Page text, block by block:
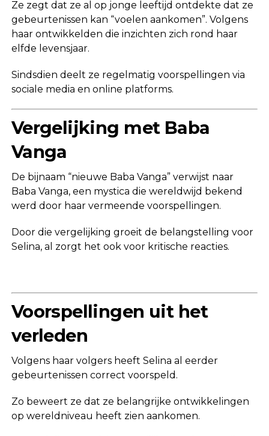
Ze zegt dat ze al op jonge leeftijd ontdekte dat ze
gebeurtenissen kan “voelen aankomen”. Volgens
haar ontwikkelden die inzichten zich rond haar
elfde levensjaar.
Sindsdien deelt ze regelmatig voorspellingen via
sociale media en online platforms.
Vergelijking met Baba
Vanga
De bijnaam “nieuwe Baba Vanga” verwijst naar
Baba Vanga, een mystica die wereldwijd bekend
werd door haar vermeende voorspellingen.
Door die vergelijking groeit de belangstelling voor
Selina, al zorgt het ook voor kritische reacties.
Voorspellingen uit het
verleden
Volgens haar volgers heeft Selina al eerder
gebeurtenissen correct voorspeld.
Zo beweert ze dat ze belangrijke ontwikkelingen
op wereldniveau heeft zien aankomen.